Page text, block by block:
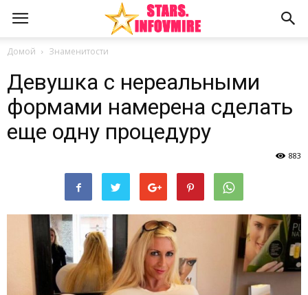
Домой Знаменитости
Девушка с нереальными
формами намерена сделать
еще одну процедуру
883